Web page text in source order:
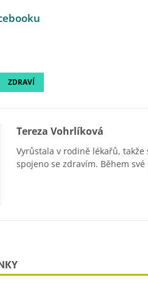
ZDRAVÍ
Tereza Vohrlíková
Vyrůstala v rodině lékařů,
spojeno se zdravím. Během